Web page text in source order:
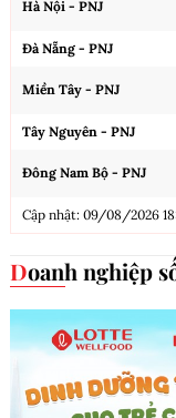
Hà Nội - PNJ
Đà Nẵng - PNJ
Miền Tây - PNJ
Tây Nguyên - PNJ
Đông Nam Bộ - PNJ
Cập nhật: 09/08/2026
Doanh nghiệp